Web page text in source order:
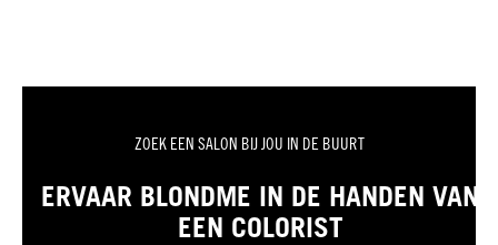
ZOEK EEN SALON BIJ JOU IN DE BUURT
ERVAAR BLONDME IN DE HANDEN VAN
EEN COLORIST